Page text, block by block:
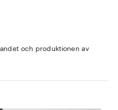
och produktionen av